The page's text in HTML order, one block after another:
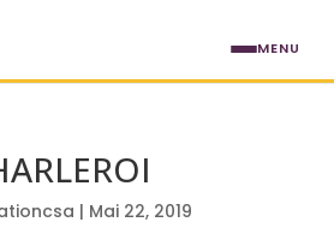
| Mai 22, 2019
MENU